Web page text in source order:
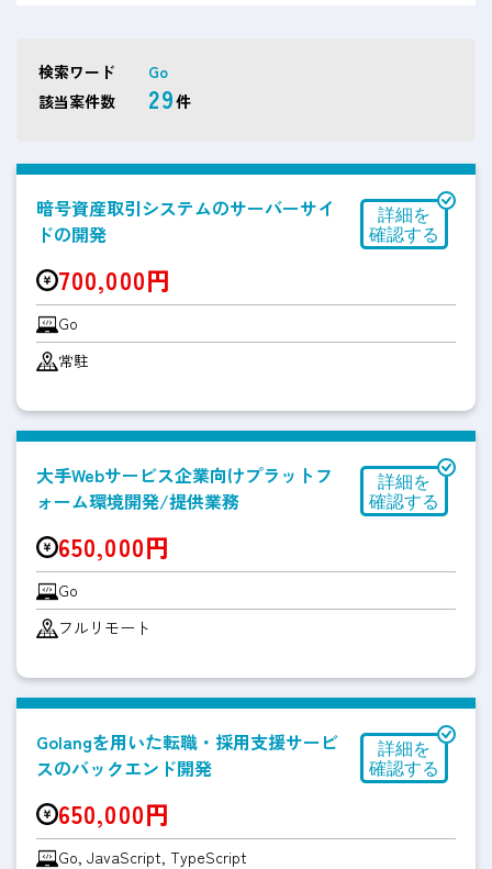
検索ワード
Go
該当案件数
29件
暗号資産取引システムのサーバーサイ
ドの開発
700,000円
Go
常駐
大手Webサービス企業向けプラットフ
ォーム環境開発/提供業務
650,000円
Go
フルリモート
Golangを用いた転職・採用支援サービ
スのバックエンド開発
650,000円
Go, JavaScript, TypeScript